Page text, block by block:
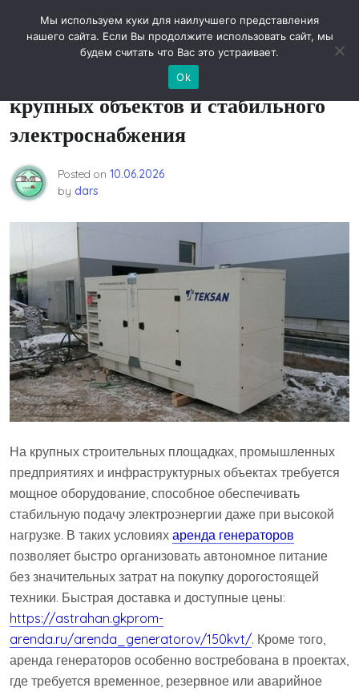
Новости технологий
Генераторы на 150 кВт для
крупных объектов и стабильного
электроснабжения
Posted on 10.06.2026
by dars
На крупных строительных площадках, промышленных
предприятиях и инфраструктурных объектах требуется
мощное оборудование, способное обеспечивать
стабильную подачу электроэнергии даже при высокой
нагрузке. В таких условиях аренда генераторов
позволяет быстро организовать автономное питание
без значительных затрат на покупку дорогостоящей
техники. Быстрая доставка и доступные цены:
https://astrahan.gkprom-
arenda.ru/arenda_generatorov/150kvt/. Кроме того,
аренда генераторов особенно востребована в проектах,
где требуется временное, резервное или аварийное
Мы используем куки для наилучшего представления
нашего сайта. Если Вы продолжите использовать сайт, мы
будем считать что Вас это устраивает.
Ok